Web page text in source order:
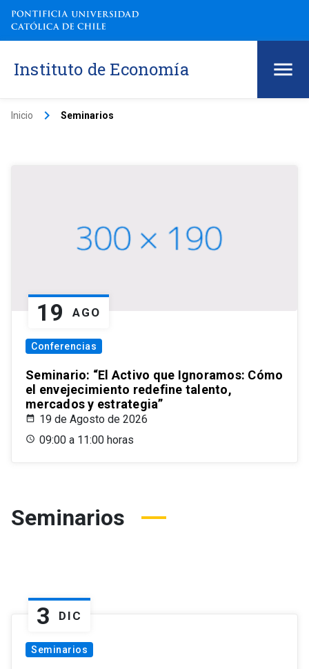
Instituto de Economía
Inicio keyboard_arrow_right Seminarios
19 AGO
Conferencias
Seminario: “El Activo que Ignoramos: Cómo
el envejecimiento redefine talento,
mercados y estrategia”
19 de Agosto de 2026
09:00 a 11:00 horas
Seminarios
3 DIC
Seminarios